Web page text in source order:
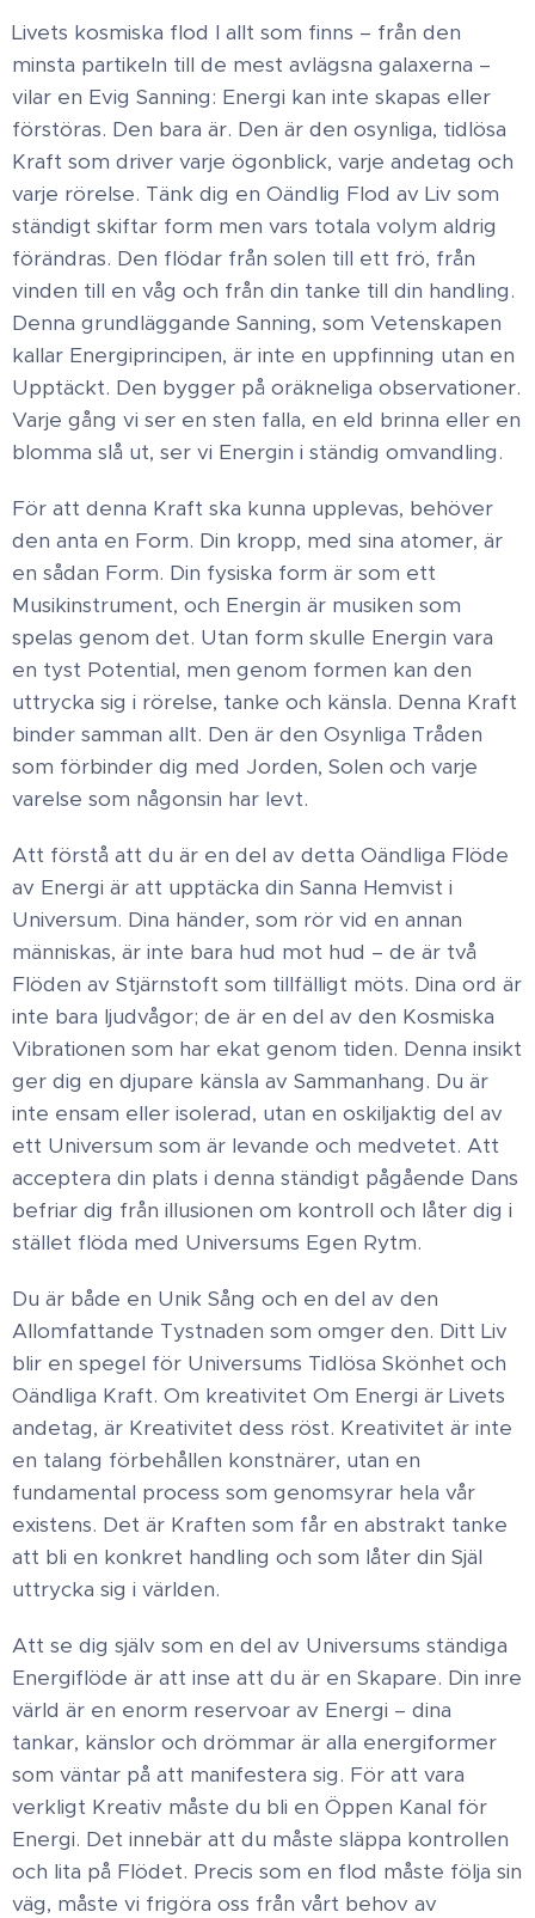
Livets kosmiska flod I allt som finns – från den
minsta partikeln till de mest avlägsna galaxerna –
vilar en Evig Sanning: Energi kan inte skapas eller
förstöras. Den bara är. Den är den osynliga, tidlösa
Kraft som driver varje ögonblick, varje andetag och
varje rörelse. Tänk dig en Oändlig Flod av Liv som
ständigt skiftar form men vars totala volym aldrig
förändras. Den flödar från solen till ett frö, från
vinden till en våg och från din tanke till din handling.
Denna grundläggande Sanning, som Vetenskapen
kallar Energiprincipen, är inte en uppfinning utan en
Upptäckt. Den bygger på oräkneliga observationer.
Varje gång vi ser en sten falla, en eld brinna eller en
blomma slå ut, ser vi Energin i ständig omvandling.
För att denna Kraft ska kunna upplevas, behöver
den anta en Form. Din kropp, med sina atomer, är
en sådan Form. Din fysiska form är som ett
Musikinstrument, och Energin är musiken som
spelas genom det. Utan form skulle Energin vara
en tyst Potential, men genom formen kan den
uttrycka sig i rörelse, tanke och känsla. Denna Kraft
binder samman allt. Den är den Osynliga Tråden
som förbinder dig med Jorden, Solen och varje
varelse som någonsin har levt.
Att förstå att du är en del av detta Oändliga Flöde
av Energi är att upptäcka din Sanna Hemvist i
Universum. Dina händer, som rör vid en annan
människas, är inte bara hud mot hud – de är två
Flöden av Stjärnstoft som tillfälligt möts. Dina ord är
inte bara ljudvågor; de är en del av den Kosmiska
Vibrationen som har ekat genom tiden. Denna insikt
ger dig en djupare känsla av Sammanhang. Du är
inte ensam eller isolerad, utan en oskiljaktig del av
ett Universum som är levande och medvetet. Att
acceptera din plats i denna ständigt pågående Dans
befriar dig från illusionen om kontroll och låter dig i
stället flöda med Universums Egen Rytm.
Du är både en Unik Sång och en del av den
Allomfattande Tystnaden som omger den. Ditt Liv
blir en spegel för Universums Tidlösa Skönhet och
Oändliga Kraft. Om kreativitet Om Energi är Livets
andetag, är Kreativitet dess röst. Kreativitet är inte
en talang förbehållen konstnärer, utan en
fundamental process som genomsyrar hela vår
existens. Det är Kraften som får en abstrakt tanke
att bli en konkret handling och som låter din Själ
uttrycka sig i världen.
Att se dig själv som en del av Universums ständiga
Energiflöde är att inse att du är en Skapare. Din inre
värld är en enorm reservoar av Energi – dina
tankar, känslor och drömmar är alla energiformer
som väntar på att manifestera sig. För att vara
verkligt Kreativ måste du bli en Öppen Kanal för
Energi. Det innebär att du måste släppa kontrollen
och lita på Flödet. Precis som en flod måste följa sin
väg, måste vi frigöra oss från vårt behov av